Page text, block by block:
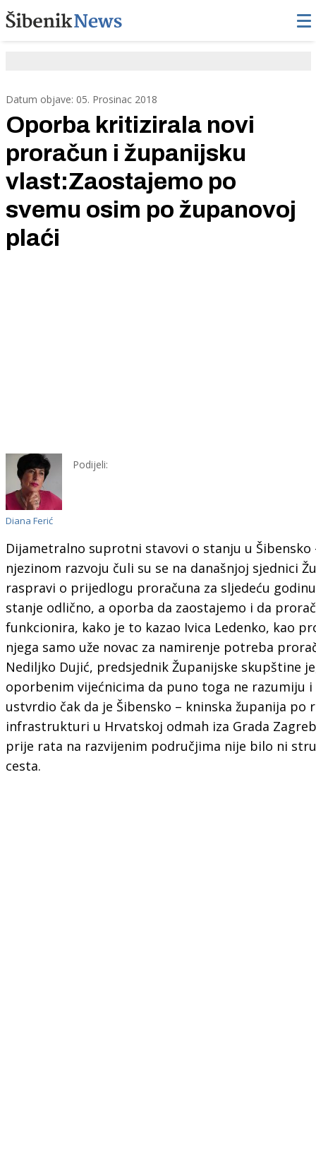
Datum objave: 05. Prosinac 2018
Oporba kritizirala novi
proračun i županijsku
vlast:Zaostajemo po
svemu osim po županovoj
plaći
Diana Ferić
Podijeli:
Dijametralno suprotni stavovi o stanju u Šibensko
njezinom razvoju čuli su se na današnjoj sjednici
raspravi o prijedlogu proračuna za sljedeću
stanje odlično, a oporba da zaostajemo i da
funkcionira, kako je to kazao Ivica Ledenko, kao
njega samo uže novac za namirenje potreba
Nediljko Dujić, predsjednik Županijske skupštine
oporbenim vijećnicima da puno toga ne razumiju
ustvrdio čak da je Šibensko – kninska županija po
infrastrukturi u Hrvatskoj odmah iza Grada
prije rata na razvijenim područjima nije bilo ni
cesta.